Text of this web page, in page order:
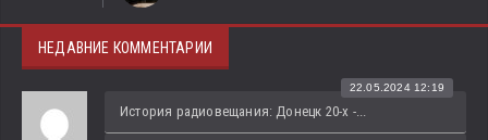
НЕДАВНИЕ КОММЕНТАРИИ
История радиовещания: Донецк 20-х -...
22.05.2024 12:19